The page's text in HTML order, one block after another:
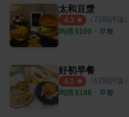
太和豆漿
4.3 （ 72則評論）
均消 $100 ・ 早餐
好初早餐
4.1 （ 62則評論）
均消 $188 ・ 早餐